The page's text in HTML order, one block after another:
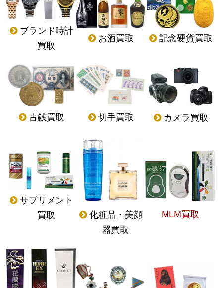
ブランド時計
買取
お酒買取 記念硬貨買取
古銭買取 切手買取 カメラ買取
サプリメント
買取
化粧品・美顔
器買取
MLM買取